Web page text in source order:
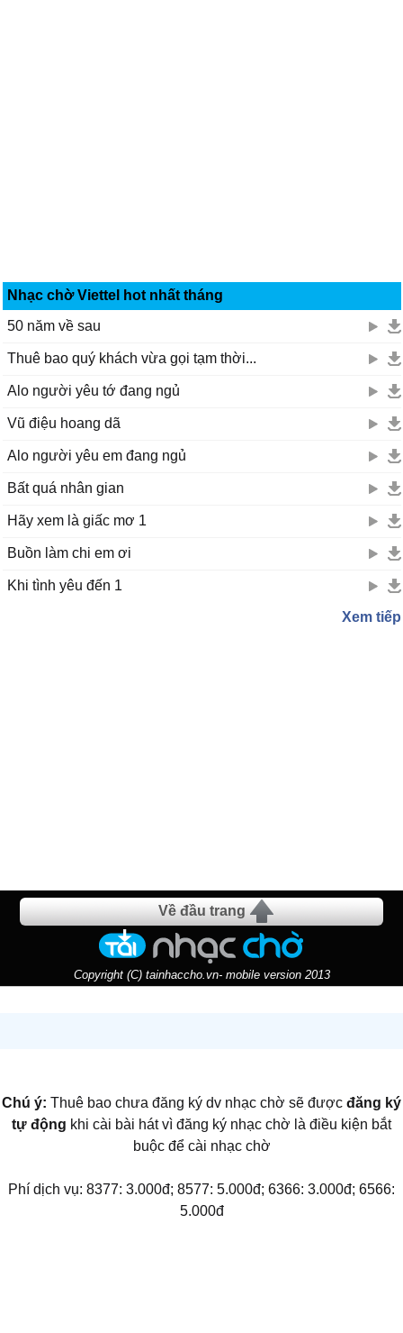
Nhạc chờ Viettel hot nhất tháng
50 năm về sau
Thuê bao quý khách vừa gọi tạm thời...
Alo người yêu tớ đang ngủ
Vũ điệu hoang dã
Alo người yêu em đang ngủ
Bất quá nhân gian
Hãy xem là giấc mơ 1
Buồn làm chi em ơi
Khi tình yêu đến 1
Xem tiếp
Về đầu trang
Copyright (C) tainhaccho.vn- mobile version 2013
Chú ý: Thuê bao chưa đăng ký dv nhạc chờ sẽ được đăng ký
tự động khi cài bài hát vì đăng ký nhạc chờ là điều kiện bắt
buộc để cài nhạc chờ
Phí dịch vụ: 8377: 3.000đ; 8577: 5.000đ; 6366: 3.000đ; 6566:
5.000đ